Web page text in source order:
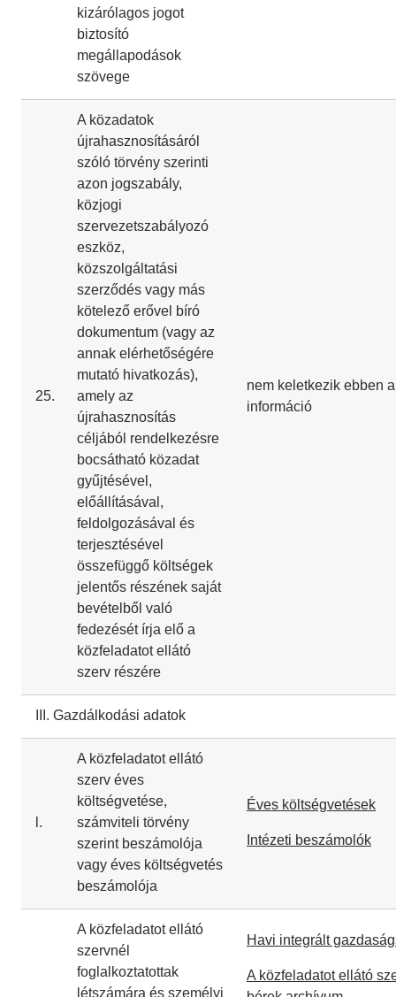
kizárólagos jogot
biztosító
megállapodások
szövege
25.
A közadatok
újrahasznosításáról
szóló törvény szerinti
azon jogszabály,
közjogi
szervezetszabályozó
eszköz,
közszolgáltatási
szerződés vagy más
kötelező erővel bíró
dokumentum (vagy az
annak elérhetőségére
mutató hivatkozás),
amely az
újrahasznosítás
céljából rendelkezésre
bocsátható közadat
gyűjtésével,
előállításával,
feldolgozásával és
terjesztésével
összefüggő költségek
jelentős részének saját
bevételből való
fedezését írja elő a
közfeladatot ellátó
szerv részére
nem keletkezik ebben
információ
III. Gazdálkodási adatok
l.
A közfeladatot ellátó
szerv éves
költségvetése,
számviteli törvény
szerint beszámolója
vagy éves költségvetés
beszámolója
Éves költségvetések
Intézeti beszámolók
A közfeladatot ellátó
szervnél
foglalkoztatottak
létszámára és személyi
Havi integrált
A közfeladatot ellátó